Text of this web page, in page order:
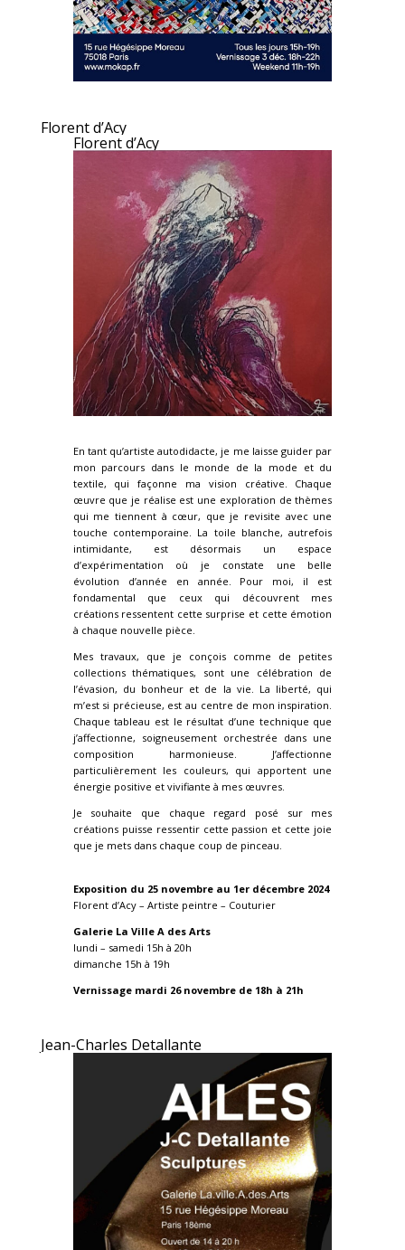
Florent d’Acy
Florent d’Acy
En tant qu’artiste autodidacte, je me laisse guider par
mon parcours dans le monde de la mode et du
textile, qui façonne ma vision créative. Chaque
œuvre que je réalise est une exploration de thèmes
qui me tiennent à cœur, que je revisite avec une
touche contemporaine. La toile blanche, autrefois
intimidante, est désormais un espace
d’expérimentation où je constate une belle
évolution d’année en année. Pour moi, il est
fondamental que ceux qui découvrent mes
créations ressentent cette surprise et cette émotion
à chaque nouvelle pièce.
Mes travaux, que je conçois comme de petites
collections thématiques, sont une célébration de
l’évasion, du bonheur et de la vie. La liberté, qui
m’est si précieuse, est au centre de mon inspiration.
Chaque tableau est le résultat d’une technique que
j’affectionne, soigneusement orchestrée dans une
composition harmonieuse. J’affectionne
particulièrement les couleurs, qui apportent une
énergie positive et vivifiante à mes œuvres.
Je souhaite que chaque regard posé sur mes
créations puisse ressentir cette passion et cette joie
que je mets dans chaque coup de pinceau.
Exposition du 25 novembre au 1er décembre 2024
Florent d’Acy – Artiste peintre – Couturier
Galerie La Ville A des Arts
lundi – samedi 15h à 20h
dimanche 15h à 19h
Vernissage mardi 26 novembre de 18h à 21h
Jean-Charles Detallante